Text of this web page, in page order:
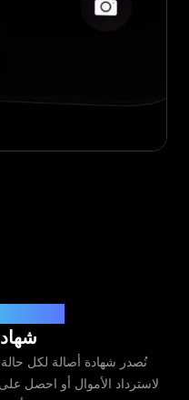
نُصدر شهادة أصالة لكل حالة
لاسترداد الأموال أو احصل